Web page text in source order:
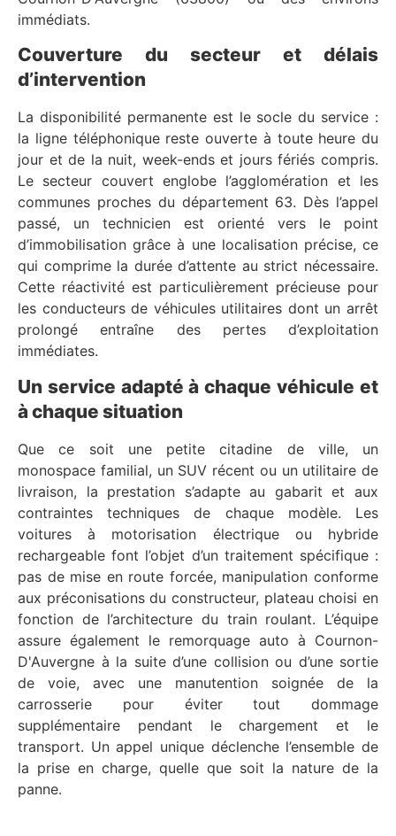
immédiats.
Couverture du secteur et délais
d’intervention
La disponibilité permanente est le socle du service :
la ligne téléphonique reste ouverte à toute heure du
jour et de la nuit, week-ends et jours fériés compris.
Le secteur couvert englobe l’agglomération et les
communes proches du département 63. Dès l’appel
passé, un technicien est orienté vers le point
d’immobilisation grâce à une localisation précise, ce
qui comprime la durée d’attente au strict nécessaire.
Cette réactivité est particulièrement précieuse pour
les conducteurs de véhicules utilitaires dont un arrêt
prolongé entraîne des pertes d’exploitation
immédiates.
Un service adapté à chaque véhicule et
à chaque situation
Que ce soit une petite citadine de ville, un
monospace familial, un SUV récent ou un utilitaire de
livraison, la prestation s’adapte au gabarit et aux
contraintes techniques de chaque modèle. Les
voitures à motorisation électrique ou hybride
rechargeable font l’objet d’un traitement spécifique :
pas de mise en route forcée, manipulation conforme
aux préconisations du constructeur, plateau choisi en
fonction de l’architecture du train roulant. L’équipe
assure également le remorquage auto à Cournon-
D'Auvergne à la suite d’une collision ou d’une sortie
de voie, avec une manutention soignée de la
carrosserie pour éviter tout dommage
supplémentaire pendant le chargement et le
transport. Un appel unique déclenche l’ensemble de
la prise en charge, quelle que soit la nature de la
panne.